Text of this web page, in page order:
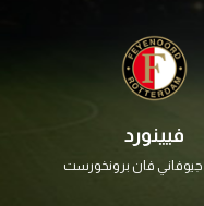
الدوري الإنجليزي الممتاز
الدوري الإسباني
الدوري الإيطالي
فيينورد
جيوفاني فان برونخورست